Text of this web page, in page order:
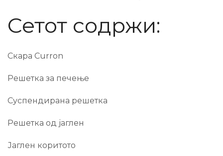
Сетот содржи:
Скара Curron
Решетка за печење
Суспендирана решетка
Решетка од јаглен
Јаглен коритото